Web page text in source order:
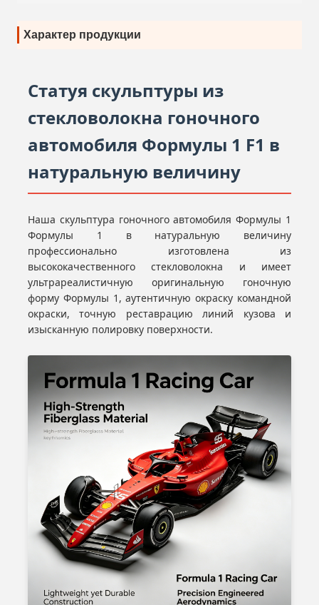
Характер продукции
Статуя скульптуры из
стекловолокна гоночного
автомобиля Формулы 1 F1 в
натуральную величину
Наша скульптура гоночного автомобиля Формулы 1
Формулы 1 в натуральную величину
профессионально изготовлена ​​из
высококачественного стекловолокна и имеет
ультрареалистичную оригинальную гоночную
форму Формулы 1, аутентичную окраску командной
окраски, точную реставрацию линий кузова и
изысканную полировку поверхности.